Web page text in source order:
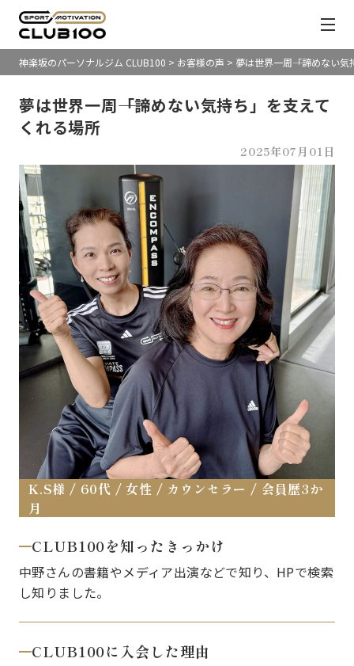
神楽坂のパーソナルジム CLUB100 > お客様の声 > 夢は世界一周――「諦めない
夢は世界一周――「諦めない気持ち」を支えて
くれる場所
2025年07月01日
K.S様 / 60代 / 女性 / カウンセラー / 会員歴3か
月
CLUB100を知ったきっかけ
中野さんの書籍やメディア出演などで知り、HPで検索
し知りました。
CLUB100に入会した理由